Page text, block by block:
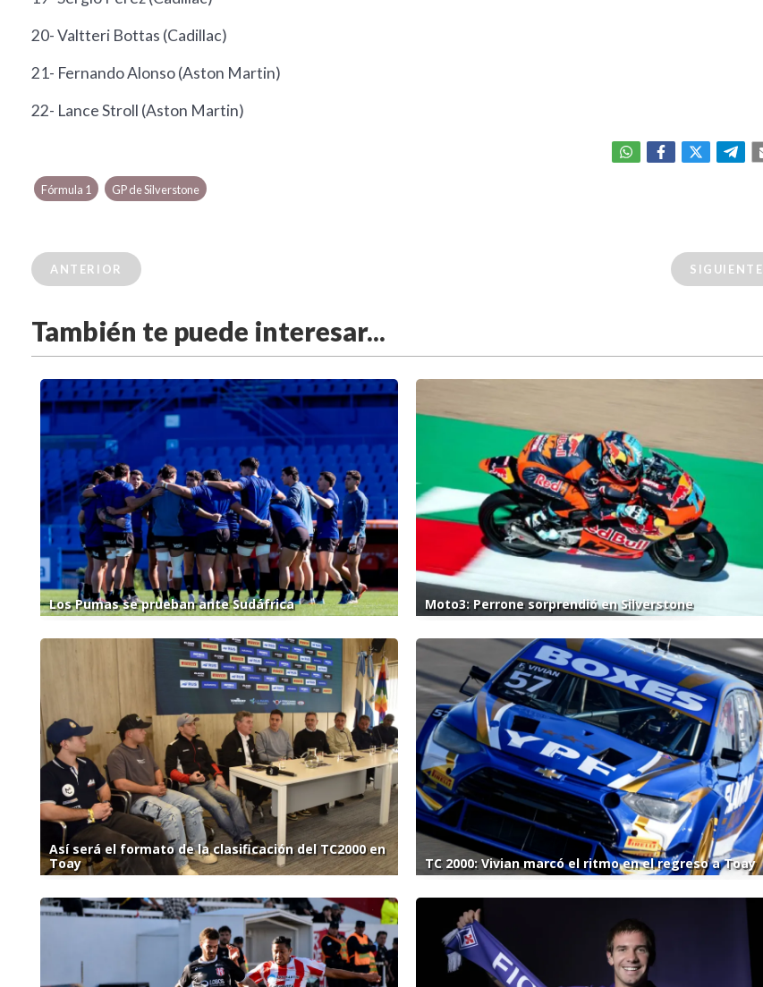
20- Valtteri Bottas (Cadillac)
21- Fernando Alonso (Aston Martin)
22- Lance Stroll (Aston Martin)
Fórmula 1 GP de Silverstone
ANTERIOR SIGUIENTE
También te puede interesar...
Los Pumas se prueban ante Sudáfrica Moto3: Perrone sorprendió en Silverstone
Así será el formato de la clasificación del TC2000 en
Toay
TC 2000: Vivian marcó el ritmo en el regreso a Toay